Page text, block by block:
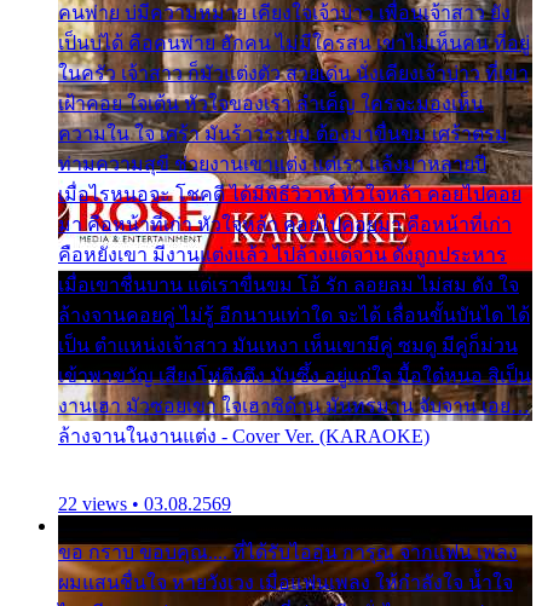
คนพ่าย บ่มีความหมาย เคียงใจเจ้าบ่าว เพื่อนเจ้าสาว ยัง
เป็นบ่ได้ คือคนพ่าย ฮักคน ไม่มีใครสน เขาไม่เห็นคน ที่อยู่
ในครัว เจ้าสาว ก็มัวแต่งตัว สวยเด่น นั่งเคียงเจ้าบ่าว ที่เขา
เฝ้าคอย ใจเต้น หัวใจของเรา ลำเค็ญ ใครจะมองเห็น
ความใน ใจ เศร้า มันร้าวระบม ต้องมาขื่นขม เศร้าตรม
ท่ามความสุขี ช่วยงานเขาแต่ง แต่เรา แล้งมาหลายปี
เมื่อไรหนอจะ โชคดี ได้มีพิธีวิวาห์ หัวใจหล้า คอยไปคอย
มา คือหน้าที่เก่า หัวใจหล้า คอยไปคอยมา คือหน้าที่เก่า
คือหยังเขา มีงานแต่งแล้ว ไปล้างแต่จาน ดั่งถูกประหาร
เมื่อเขาชื่นบาน แต่เราขื่นขม โอ้ รัก ลอยลม ไม่สม ดัง ใจ
ล้างจานคอยคู่ ไม่รู้ อีกนานเท่าใด จะได้ เลื่อนขั้นบันได ได้
เป็น ตำแหน่งเจ้าสาว มันเหงา เห็นเขามีคู่ ซมดู มีคู่ก็ม่วน
เข้าพาขวัญ เสียงโห่ตึงตึง มันซึ้ง อยู่แก่ใจ มื้อใด๋หนอ สิเป็น
งานเฮา มัวซอยเขา ใจเฮาซิด้าน มันทรมาน จับจาน เอย…
ล้างจานในงานแต่ง - Cover Ver. (KARAOKE)
22 views • 03.08.2569
ขอ กราบ ขอบคุณ.... ที่ได้รับไออุ่น การุณ จากแฟน เพลง
ผมแสนชื่นใจ หายวังเวง เมื่อแฟนเพลง ให้กำลังใจ น้ำใจ